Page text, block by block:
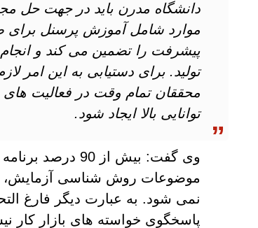
دانشگاه مدرن باید در جهت حل
موارد شامل آموزش پرسنل برای
پیشرفت را تضمین می کند و انجام
تولید. برای دستیابی به این امر
محققان تمام وقت در فعالیت
توانایی بالا ایجاد شود.
وی گفت: بیش
موضوعات روش شناسی آزمایش،
نمی شود. به عبارت دیگر فارغ
پاسخگوی خواسته های بازار کار